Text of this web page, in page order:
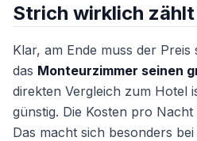
Strich wirklich zählt
Klar, am Ende muss der
das Monteurzimmer seinen
direkten Vergleich zum Hotel
günstig. Die Kosten pro
Das macht sich besonders